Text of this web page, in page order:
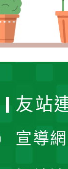
友站
宣導